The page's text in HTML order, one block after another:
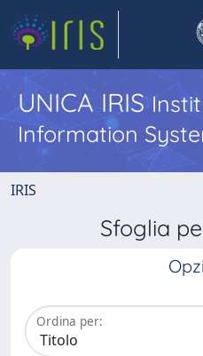
UNICA IRIS
Information
IRIS
Sfoglia
Ordina per: